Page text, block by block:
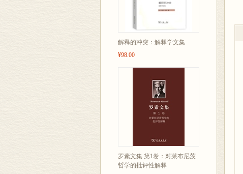
解释的冲突：解释学文集
¥98.00
罗素文集 第1卷：对莱布尼茨
哲学的批评性解释